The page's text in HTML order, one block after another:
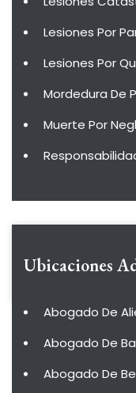
Lesiones Por
Lesiones Por
Mordedura De
Muerte Por
Ubicaciones
Abogado De
Abogado De
Abogado De